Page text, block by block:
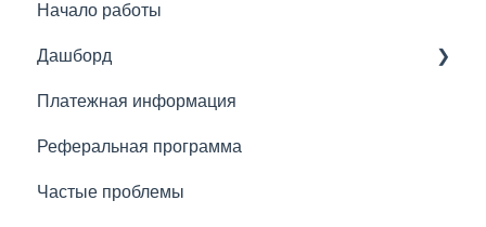
Основное
Резидентные прокси
Мобильные прокси
Серверные прокси
Быстрые прокси
Начало работы
Дашборд
Основное
Что можно сделать с подпиской
Рекомендации по подключению прокси
Платежная информация
Реферальная программа
Частые проблемы